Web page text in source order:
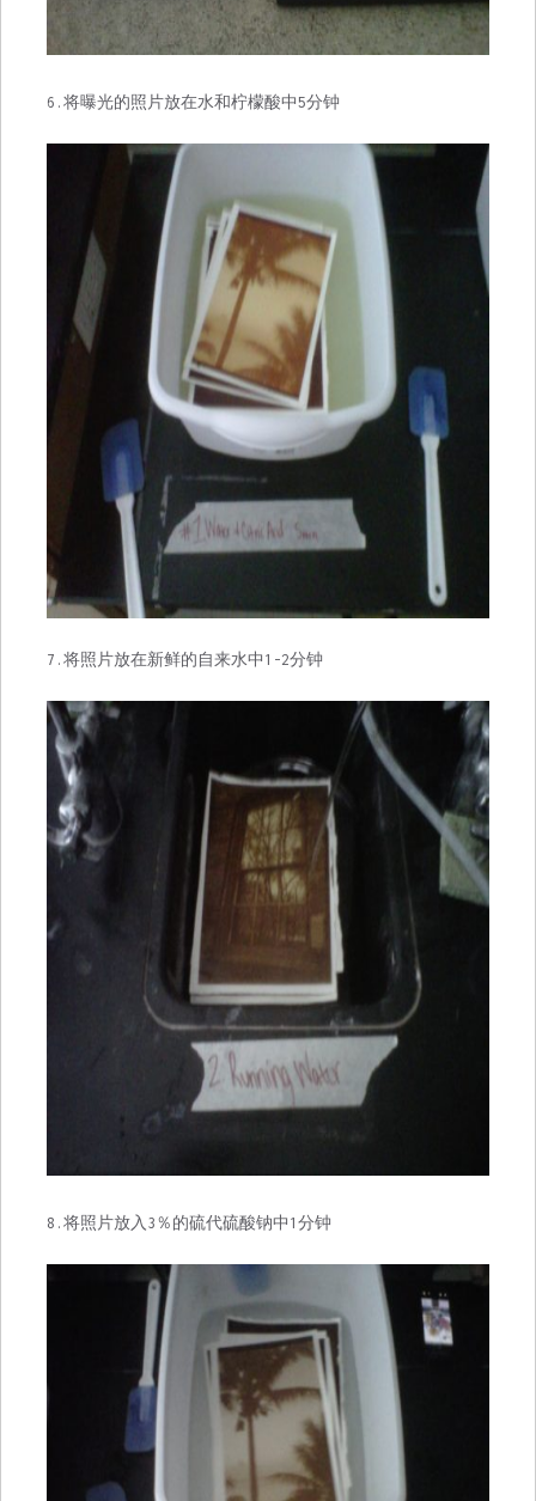
6.将曝光的照片放在水和柠檬酸中5分钟
7.将照片放在新鲜的自来水中1-2分钟
8.将照片放入3％的硫代硫酸钠中1分钟